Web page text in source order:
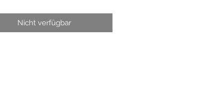
Nicht verfügbar